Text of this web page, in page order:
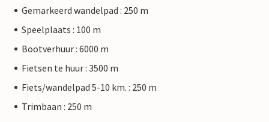
Gemarkeerd wandelpad : 250 m
Speelplaats : 100 m
Bootverhuur : 6000 m
Fietsen te huur : 3500 m
Fiets/wandelpad 5-10 km. : 250 m
Trimbaan : 250 m